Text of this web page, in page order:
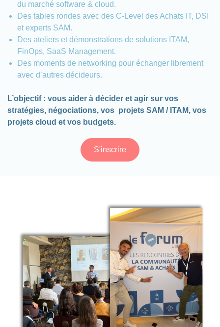
du marché software & cloud.
Des tables rondes avec des C-Level des Achats IT, DSI
et experts SAM.
Des ateliers et démonstrations de solutions ITAM,
FinOps, SaaS Management.
Des moments de networking pour échanger librement
avec d’autres décideurs.
L’objectif : vous aider à décider et agir sur vos
stratégies, négociations, vos projets SAM / ITAM, vos
projets cloud et vos budgets.
S'inscrire